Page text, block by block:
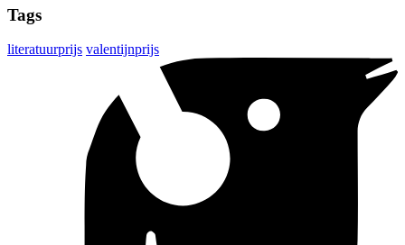
Tags
literatuurprijs valentijnprijs